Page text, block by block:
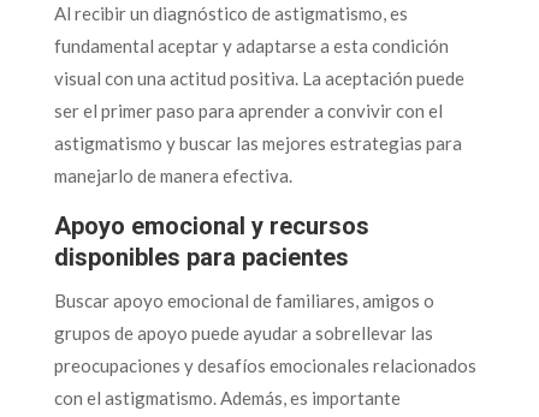
Al recibir un diagnóstico de astigmatismo, es
fundamental aceptar y adaptarse a esta condición
visual con una actitud positiva. La aceptación puede
ser el primer paso para aprender a convivir con el
astigmatismo y buscar las mejores estrategias para
manejarlo de manera efectiva.
Apoyo emocional y recursos
disponibles para pacientes
Buscar apoyo emocional de familiares, amigos o
grupos de apoyo puede ayudar a sobrellevar las
preocupaciones y desafíos emocionales relacionados
con el astigmatismo. Además, es importante